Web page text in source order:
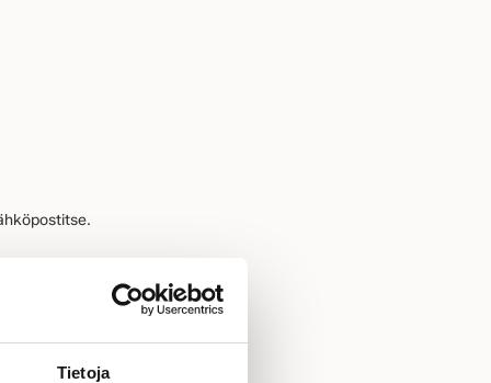
Tietoja